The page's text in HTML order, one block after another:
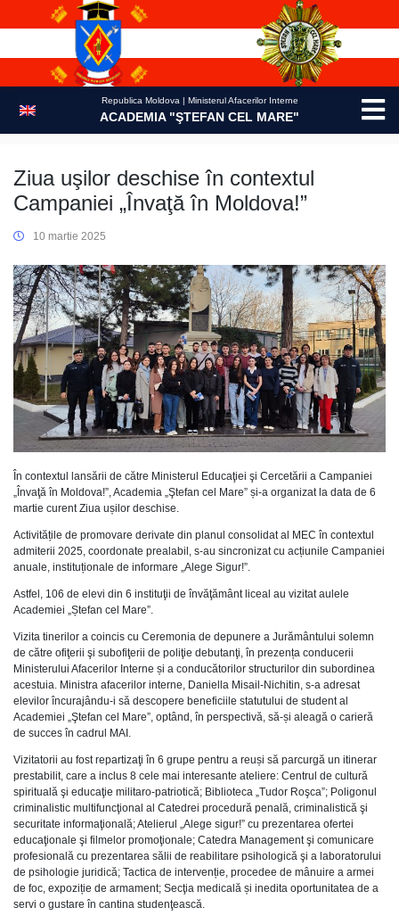
Republica Moldova | Ministerul Afacerilor Interne
ACADEMIA "ŞTEFAN CEL MARE"
Ziua uşilor deschise în contextul
Campaniei „Învaţă în Moldova!”
10 martie 2025
În contextul lansării de către Ministerul Educaţiei şi Cercetării a Campaniei
„Învaţă în Moldova!”, Academia „Ştefan cel Mare” și-a organizat la data de 6
martie curent Ziua ușilor deschise.
Activitățile de promovare derivate din planul consolidat al MEC în contextul
admiterii 2025, coordonate prealabil, s-au sincronizat cu acțiunile Campaniei
anuale, instituționale de informare „Alege Sigur!”.
Astfel, 106 de elevi din 6 instituţii de învăţământ liceal au vizitat aulele
Academiei „Ștefan cel Mare”.
Vizita tinerilor a coincis cu Ceremonia de depunere a Jurământului solemn
de către ofiţerii şi subofiţerii de poliţie debutanţi, în prezența conducerii
Ministerului Afacerilor Interne și a conducătorilor structurilor din subordinea
acestuia. Ministra afacerilor interne, Daniella Misail-Nichitin, s-a adresat
elevilor încurajându-i să descopere beneficiile statutului de student al
Academiei „Ştefan cel Mare”, optând, în perspectivă, să-și aleagă o carieră
de succes în cadrul MAI.
Vizitatorii au fost repartizaţi în 6 grupe pentru a reuși să parcurgă un itinerar
prestabilit, care a inclus 8 cele mai interesante ateliere: Centrul de cultură
spirituală şi educaţie militaro-patriotică; Biblioteca „Tudor Roşca”; Poligonul
criminalistic multifuncţional al Catedrei procedură penală, criminalistică şi
securitate informaţională; Atelierul „Alege sigur!” cu prezentarea ofertei
educaţionale şi filmelor promoţionale; Catedra Management şi comunicare
profesională cu prezentarea sălii de reabilitare psihologică şi a laboratorului
de psihologie juridică; Tactica de intervenție, procedee de mânuire a armei
de foc, expoziție de armament; Secţia medicală și inedita oportunitatea de a
servi o gustare în cantina studenţească.